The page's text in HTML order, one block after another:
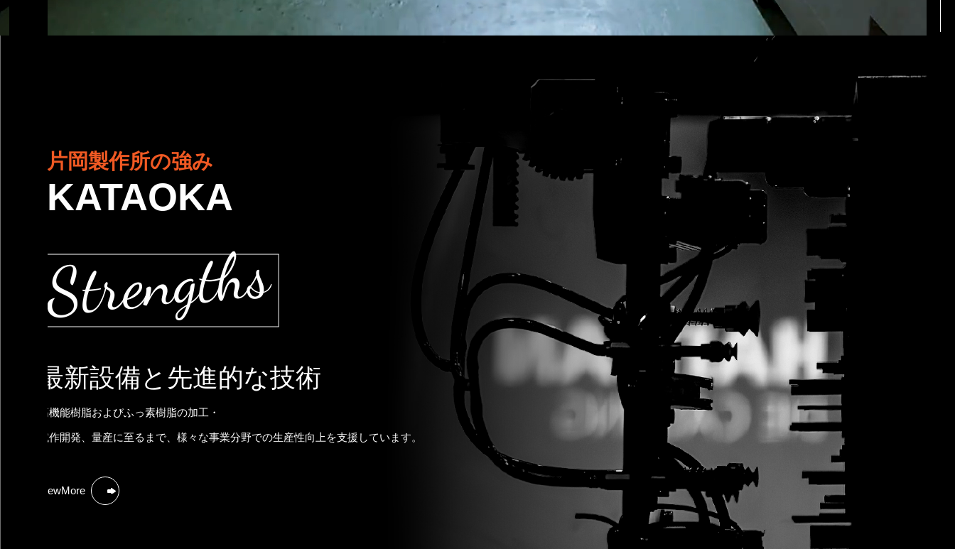
片岡製作所の強み
KATAOKA
Strengths
最新設備と 先進的な技術
高機能樹脂およびふっ素樹脂の加工・
試作開発、量産に至るまで、様々な事業分野での生産性向上を支援しています。
ViewMore